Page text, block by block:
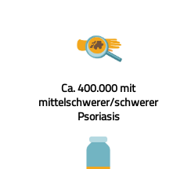
Ca. 400.000 mit
mittelschwerer/schwerer
Psoriasis